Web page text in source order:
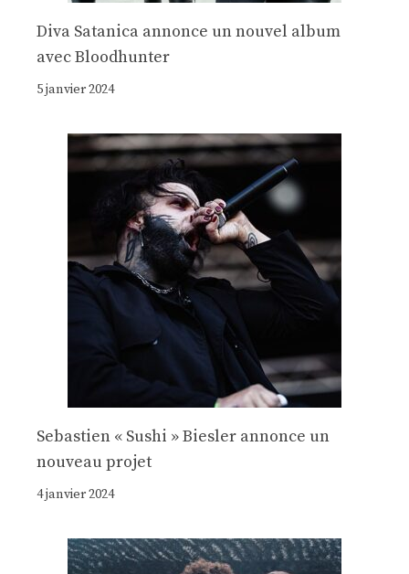
Diva Satanica annonce un nouvel album
avec Bloodhunter
5 janvier 2024
Sebastien « Sushi » Biesler annonce un
nouveau projet
4 janvier 2024